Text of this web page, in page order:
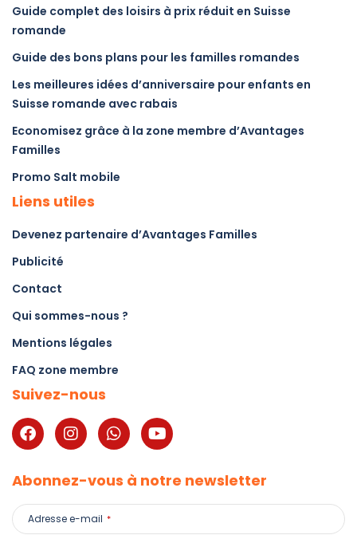
Guide complet des loisirs à prix réduit en Suisse
romande
Guide des bons plans pour les familles romandes
Les meilleures idées d’anniversaire pour enfants en
Suisse romande avec rabais
Economisez grâce à la zone membre d’Avantages
Familles
Promo Salt mobile
Liens utiles
Devenez partenaire d’Avantages Familles
Publicité
Contact
Qui sommes-nous ?
Mentions légales
FAQ zone membre
Suivez-nous
Abonnez-vous à notre newsletter
Adresse e-mail *